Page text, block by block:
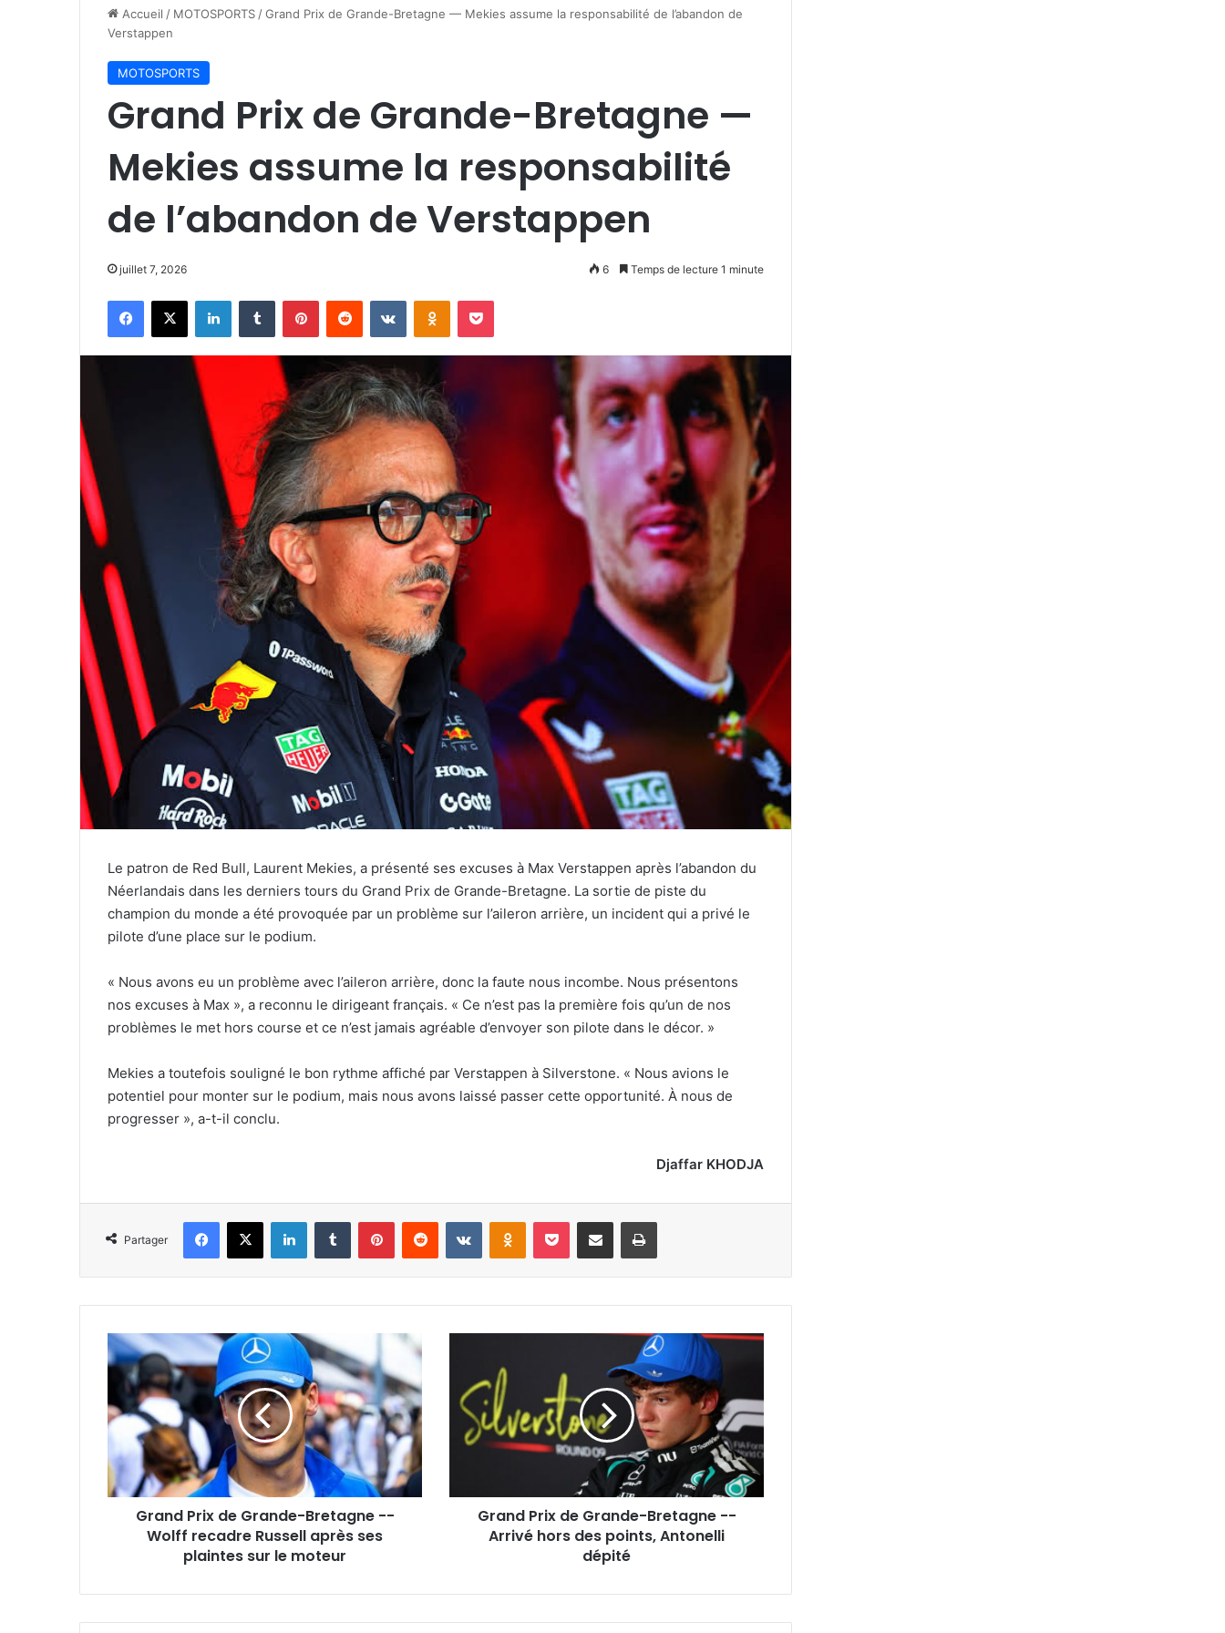
Accueil / MOTOSPORTS /Grand Prix de Grande-Bretagne — Mekies assume la responsabilité de l’abandon de
Verstappen
MOTOSPORTS
Grand Prix de Grande-Bretagne —
Mekies assume la responsabilité
de l’abandon de Verstappen
juillet 7, 2026 6 Temps de lecture 1 minute
Facebook
X LinkedinTumblr PinterestReddit VKontakteOdnoklassniki
Pocket
Le patron de Red Bull, Laurent Mekies, a présenté ses excuses à Max Verstappen après l’abandon du
Néerlandais dans les derniers tours du Grand Prix de Grande-Bretagne. La sortie de piste du
champion du monde a été provoquée par un problème sur l’aileron arrière, un incident qui a privé le
pilote d’une place sur le podium.
« Nous avons eu un problème avec l’aileron arrière, donc la faute nous incombe. Nous présentons
nos excuses à Max », a reconnu le dirigeant français. « Ce n’est pas la première fois qu’un de nos
problèmes le met hors course et ce n’est jamais agréable d’envoyer son pilote dans le décor. »
Mekies a toutefois souligné le bon rythme affiché par Verstappen à Silverstone. « Nous avions le
potentiel pour monter sur le podium, mais nous avons laissé passer cette opportunité. À nous de
progresser », a-t-il conclu.
Djaffar KHODJA
Partager
Facebook
X LinkedinTumblr PinterestReddit VKontakteOdnoklassniki
Pocket Partager par email Imprimer
Grand
Prix
Grande-
Bretagne
-
-
Wolff
recadre
RussellGrand Prix de Grande-Bretagne --
Wolff recadre Russell après ses
plaintes sur le moteur
Grande-
Bretagne
hors
Grand Prix de Grande-Bretagne --
Arrivé hors des points, Antonelli
dépité